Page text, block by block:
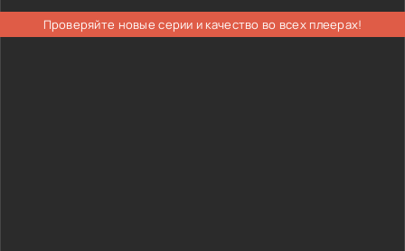
Проверяйте новые серии и качество во всех плеерах!